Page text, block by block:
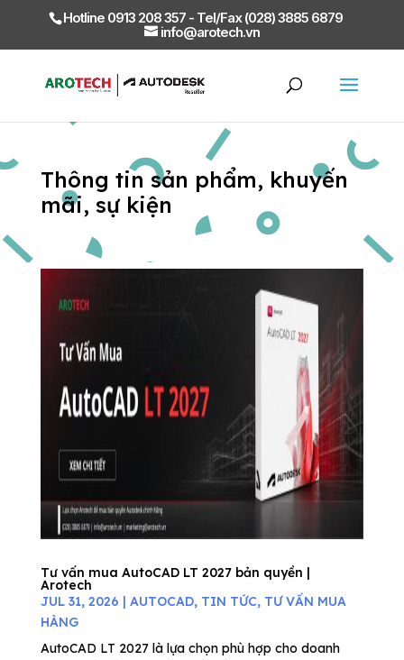
Hotline 0913 208 357 - Tel/Fax (028) 3885 6879
info@arotech.vn
Thông tin sản phẩm, khuyến
mãi, sự kiện
Tư vấn mua AutoCAD LT 2027 bản quyền |
Arotech
JUL 31, 2026 | AUTOCAD, TIN TỨC, TƯ VẤN MUA
HÀNG
AutoCAD LT 2027 là lựa chọn phù hợp cho doanh